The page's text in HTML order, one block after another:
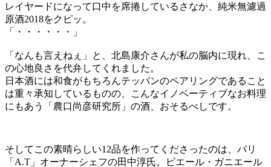
レイヤードになって口中を席捲しているさなか、純米無濾過
原酒2018をクピッ。
「・・・・・・」
「なんも言えねぇ」と、北島康介さんが私の脳内に現れ、こ
の心地良さを代弁してくれました。
日本酒には和食がもちろんテッパンのペアリングであること
は重々承知しているものの、こんなイノベーティブなお料理
にもあう「農口尚彦研究所」の酒、おそるべしです。
そしてこの素晴らしい12品を作ってくださったのは、パリ
「A.T」オーナーシェフの田中淳氏。ピエール・ガニエール